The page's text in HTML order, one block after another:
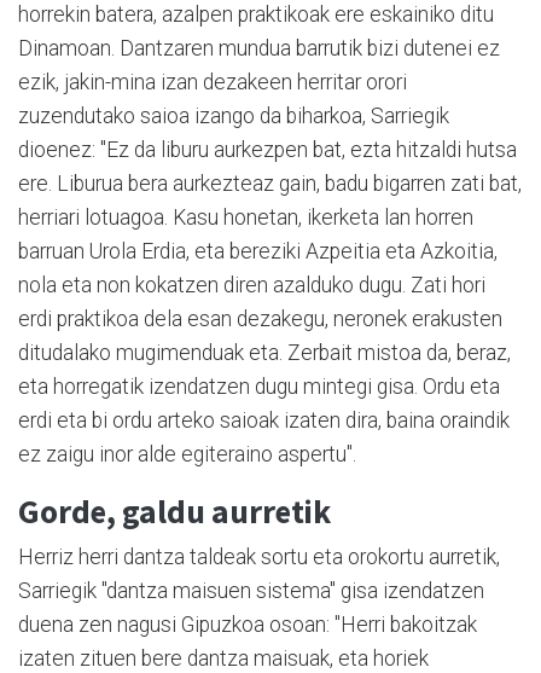
horrekin batera, azalpen praktikoak ere eskainiko ditu
Dinamoan. Dantzaren mundua barrutik bizi dutenei ez
ezik, jakin-mina izan dezakeen herritar orori
zuzendutako saioa izango da biharkoa, Sarriegik
dioenez: "Ez da liburu aurkezpen bat, ezta hitzaldi hutsa
ere. Liburua bera aurkezteaz gain, badu bigarren zati bat,
herriari lotuagoa. Kasu honetan, ikerketa lan horren
barruan Urola Erdia, eta bereziki Azpeitia eta Azkoitia,
nola eta non kokatzen diren azalduko dugu. Zati hori
erdi praktikoa dela esan dezakegu, neronek erakusten
ditudalako mugimenduak eta. Zerbait mistoa da, beraz,
eta horregatik izendatzen dugu mintegi gisa. Ordu eta
erdi eta bi ordu arteko saioak izaten dira, baina oraindik
ez zaigu inor alde egiteraino aspertu".
Gorde, galdu aurretik
Herriz herri dantza taldeak sortu eta orokortu aurretik,
Sarriegik "dantza maisuen sistema" gisa izendatzen
duena zen nagusi Gipuzkoa osoan: "Herri bakoitzak
izaten zituen bere dantza maisuak, eta horiek